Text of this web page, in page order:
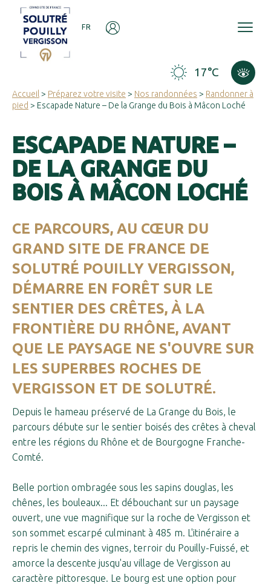
FR
17°C
Accueil > Préparez votre visite > Nos randonnées > Randonner à
pied > Escapade Nature – De la Grange du Bois à Mâcon Loché
ESCAPADE NATURE –
DE LA GRANGE DU
BOIS À MÂCON LOCHÉ
CE PARCOURS, AU CŒUR DU
GRAND SITE DE FRANCE DE
SOLUTRÉ POUILLY VERGISSON,
DÉMARRE EN FORÊT SUR LE
SENTIER DES CRÊTES, À LA
FRONTIÈRE DU RHÔNE, AVANT
QUE LE PAYSAGE NE S'OUVRE SUR
LES SUPERBES ROCHES DE
VERGISSON ET DE SOLUTRÉ.
Depuis le hameau préservé de La Grange du Bois, le
parcours débute sur le sentier boisés des crêtes à cheval
entre les régions du Rhône et de Bourgogne Franche-
Comté.
Belle portion ombragée sous les sapins douglas, les
chênes, les bouleaux... Et débouchant sur un paysage
ouvert, une vue magnifique sur la roche de Vergisson et
son sommet escarpé culminant à 485 m. L'itinéraire a
repris le chemin des vignes, terroir du Pouilly-Fuissé, et
amorce la descente jusqu'au village de Vergisson au
caractère pittoresque. Le bourg est une option pour
Panneau de gestion des cookies